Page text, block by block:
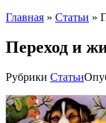
Главная » Статьи »
Переход и
Рубрики Статьи